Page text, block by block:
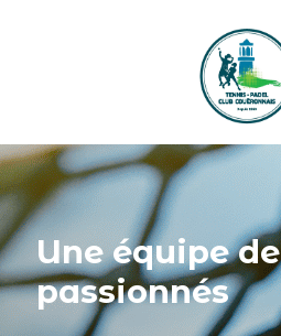
Une équipe de
passionnés